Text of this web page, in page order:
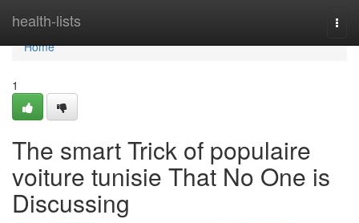
health-lists
Home
Home
1
The smart Trick of populaire
voiture tunisie That No One is
Discussing